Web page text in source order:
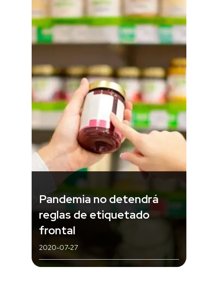
Pandemia no detendrá
reglas de etiquetado
frontal
2020-07-27